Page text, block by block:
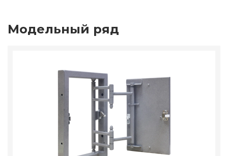
Модельный ряд